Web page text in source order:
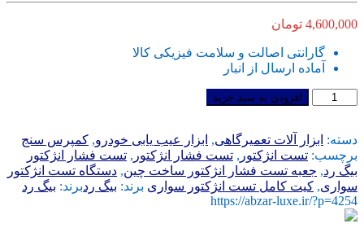
4,600,000 تومان
گارانتی اصالت و سلامت فیزیکی کالا
آماده ارسال از انبار
کیت
فشار
انژکتور
خودروهای
سواری
ایرانی
ساخت
افزودن به سبد خرید
دسته: ابزار آلات تعمیرگاهی, ابزار عیب یابی خودرو, کمپرس سنج
برچسب: تست انژکتور , تست فشار انژکتور , تست فشار انژکتور
بیگ رد, جعبه تست فشار انژکتور ساخت چین, دستگاه تست انژکتور
سواری, کیت کامل تست انژکتور سواری برند: بیگ ردبرند: بیگ رد
https://abzar-luxe.ir/?p=4254